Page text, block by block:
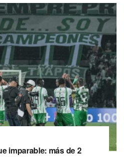
imparable: más de 2